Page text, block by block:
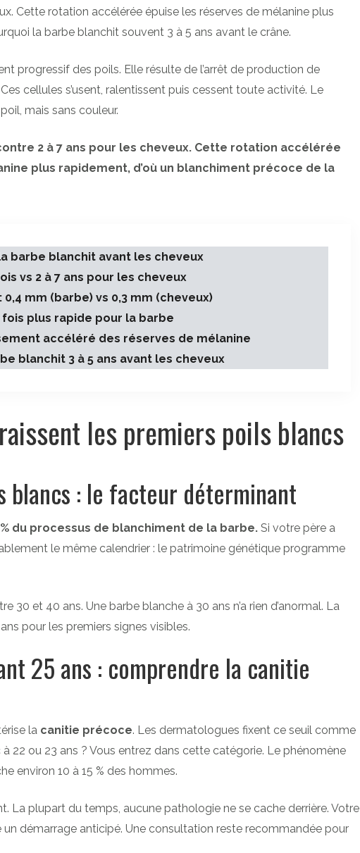
Cette rotation accélérée épuise les réserves de mélanine plus
la barbe blanchit souvent 3 à 5 ans avant le crâne.
progressif des poils. Elle résulte de l’arrêt de production de
cellules s’usent, ralentissent puis cessent toute activité. Le
mais sans couleur.
2 à 7 ans pour les cheveux. Cette rotation accélérée
plus rapidement, d’où un blanchiment précoce de la
barbe blanchit avant les cheveux
vs 2 à 7 ans pour les cheveux
mm (barbe) vs 0,3 mm (cheveux)
plus rapide pour la barbe
accéléré des réserves de mélanine
blanchit 3 à 5 ans avant les cheveux
les premiers poils blancs
blancs : le facteur déterminant
du processus de blanchiment de la barbe. Si votre père a
le même calendrier : le patrimoine génétique programme
30 et 40 ans. Une barbe blanche à 30 ans n’a rien d’anormal. La
pour les premiers signes visibles.
25 ans : comprendre la canitie
la canitie précoce. Les dermatologues fixent ce seuil comme
22 ou 23 ans ? Vous entrez dans cette catégorie. Le phénomène
environ 10 à 15 % des hommes.
La plupart du temps, aucune pathologie ne se cache derrière. Votre
démarrage anticipé. Une consultation reste recommandée pour